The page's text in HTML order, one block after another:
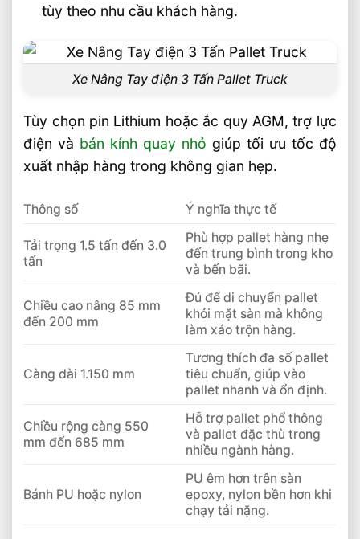
Chọn Xe Nâng Điện Phù Hợp Theo Chiều
Xe Nâng Điện Reach Truck 1.8 Tấn Lựa
Chọn Tối Ưu Cho Logistics
Ưu Điểm Gì
Xe Nâng Điện Stacker Đứng Lái 1.5 Tấn
Nâng Cao 3–5m Có Đáng Đầu Tư?
Cao 8–12m Cho Kho Kệ Cao
Có Bền Không
Giải Pháp Xe Nâng Điện Đứng Lái 1.8 Tấn
tùy theo nhu cầu khách hàng.
Xe Nâng Tay điện 3 Tấn Pallet Truck
Tùy chọn pin Lithium hoặc ắc quy AGM, trợ lực
điện và bán kính quay nhỏ giúp tối ưu tốc độ
xuất nhập hàng trong không gian hẹp.
Thông số Ý nghĩa thực tế
Tải trọng 1.5 tấn đến 3.0
tấn
Phù hợp pallet hàng nhẹ
đến trung bình trong kho
và bến bãi.
Chiều cao nâng 85 mm
đến 200 mm
Đủ để di chuyển pallet
khỏi mặt sàn mà không
làm xáo trộn hàng.
Càng dài 1.150 mm
Tương thích đa số pallet
tiêu chuẩn, giúp vào
pallet nhanh và ổn định.
Chiều rộng càng 550
mm đến 685 mm
Hỗ trợ pallet phổ thông
và pallet đặc thù trong
nhiều ngành hàng.
Bánh PU hoặc nylon
PU êm hơn trên sàn
epoxy, nylon bền hơn khi
chạy tải nặng.